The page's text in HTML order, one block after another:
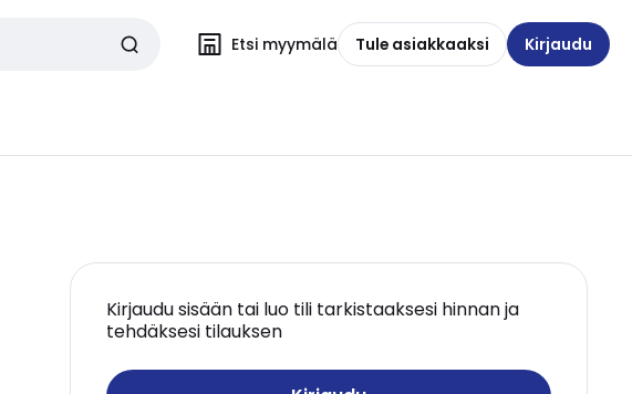
Etsi myymälä Tule asiakkaaksi Kirjaudu
Kirjaudu sisään tai luo tili tarkistaaksesi hinnan ja
tehdäksesi tilauksen